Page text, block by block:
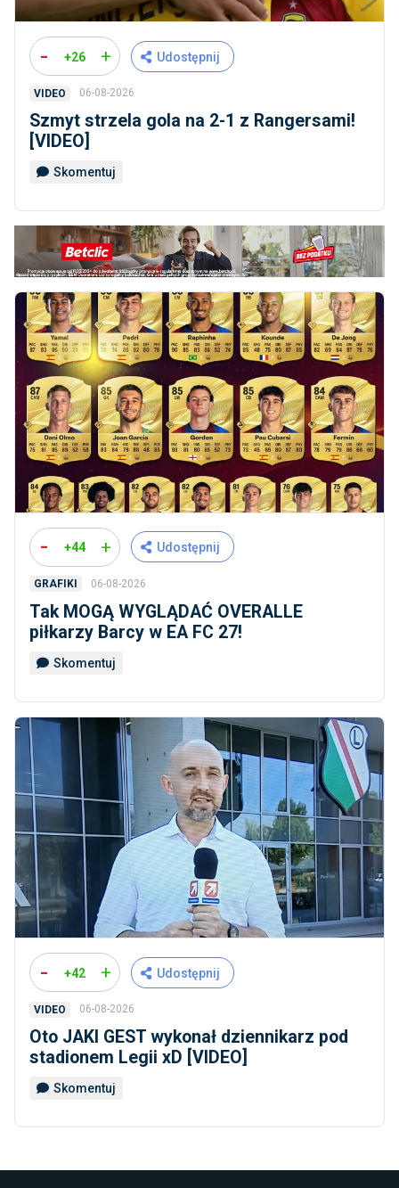
- +26 + Udostępnij
VIDEO 06-08-2026
Szmyt strzela gola na 2-1 z Rangersami!
[VIDEO]
Skomentuj
- +44 + Udostępnij
GRAFIKI 06-08-2026
Tak MOGĄ WYGLĄDAĆ OVERALLE
piłkarzy Barcy w EA FC 27!
Skomentuj
- +42 + Udostępnij
VIDEO 06-08-2026
Oto JAKI GEST wykonał dziennikarz pod
stadionem Legii xD [VIDEO]
Skomentuj